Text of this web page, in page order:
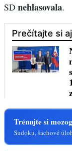
SD nehlasovala.
Trénujte si
Sudoku, šachové